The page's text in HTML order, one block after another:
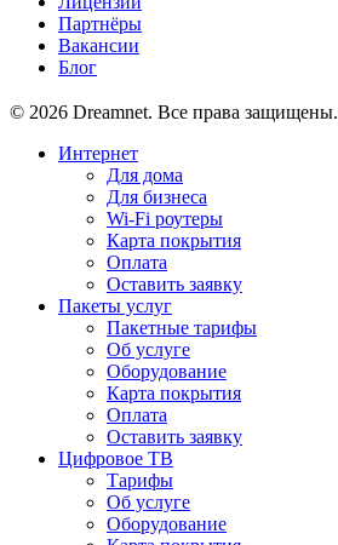
Партнёры
Вакансии
Блог
© 2026 Dreamnet. Все права защищены.
Интернет
Для дома
Для бизнеса
Wi-Fi роутеры
Карта покрытия
Оплата
Оставить заявку
Пакеты услуг
Пакетные тарифы
Об услуге
Оборудование
Карта покрытия
Оплата
Оставить заявку
Цифровое ТВ
Тарифы
Об услуге
Оборудование